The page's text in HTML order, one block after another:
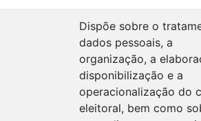
Dispõe sobre o
dados pessoais, a
organização, a
disponibilização e a
operacionalização do
eleitoral, bem como